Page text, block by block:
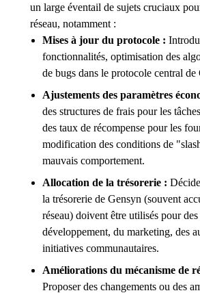
un large éventail de sujets cruciaux
réseau, notamment :
Mises à jour du protocole :
fonctionnalités, optimisation des
de bugs dans le protocole central de
Ajustements des paramètres
des structures de frais pour les
des taux de récompense pour les
modification des conditions de
mauvais comportement.
Allocation de la trésorerie :
la trésorerie de Gensyn (souvent
réseau) doivent être utilisés pour
développement, du marketing, des
initiatives communautaires.
Améliorations du mécanisme de
Proposer des changements ou des